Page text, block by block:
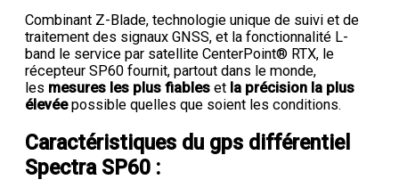
Combinant Z-Blade, technologie unique de suivi et de
traitement des signaux GNSS, et la fonctionnalité L-
band le service par satellite CenterPoint® RTX, le
récepteur SP60 fournit, partout dans le monde,
les mesures les plus fiables et la précision la plus
élevéepossible quelles que soient les conditions.
Caractéristiques du gps différentiel
Spectra SP60 :